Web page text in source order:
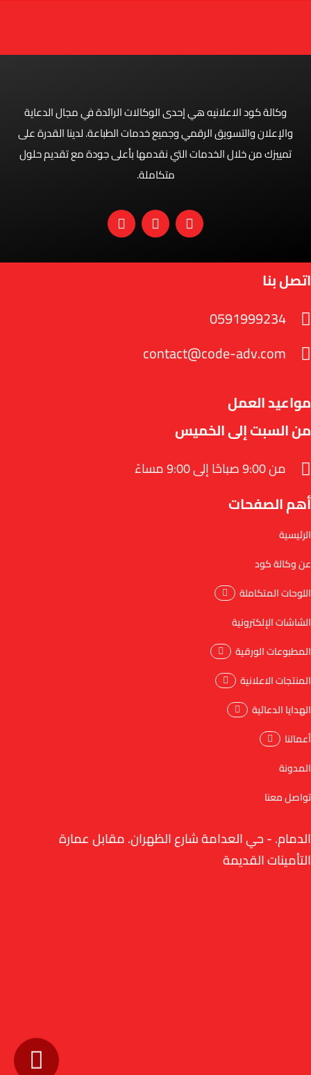
وكالة كود الاعلانيه هي إحدى الوكالات الرائدة في مجال الدعاية
والإعلان والتسويق الرقمي وجميع خدمات الطباعة. لدينا القدرة على
تمييزك من خلال الخدمات التي نقدمها بأعلى جودة مع تقديم حلول
متكاملة.
اتصل بنا
0591999234
contact@code-adv.com
مواعيد العمل
من السبت إلى الخميس
من 9:00 صباحًا إلى 9:00 مساءً
أهم الصفحات
الرئيسية
عن وكالة كود
اللوحات المتكاملة
الشاشات الإلكترونية
المطبوعات الورقية
المنتجات الاعلانية
الهدايا الدعائية
أعمالنا
المدونة
تواصل معنا
الدمام. - حي العدامة شارع الظهران. مقابل عمارة
التأمينات القديمة